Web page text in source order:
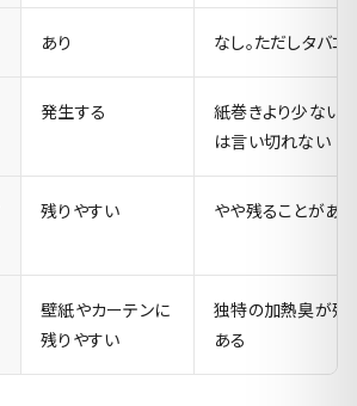
あり なし。ただしタバ
発生する
紙巻きより少ない
は言い切れない
残りやすい やや残ることがある
壁紙やカーテンに
残りやすい
独特の加熱臭が残
ある